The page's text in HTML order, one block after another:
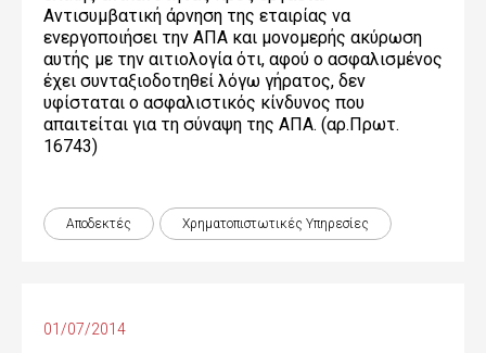
Αντισυμβατική άρνηση της εταιρίας να
ενεργοποιήσει την ΑΠΑ και μονομερής ακύρωση
αυτής με την αιτιολογία ότι, αφού ο ασφαλισμένος
έχει συνταξιοδοτηθεί λόγω γήρατος, δεν
υφίσταται ο ασφαλιστικός κίνδυνος που
απαιτείται για τη σύναψη της ΑΠΑ. (αρ.Πρωτ.
16743)
Αποδεκτές Χρηματοπιστωτικές Yπηρεσίες
01/07/2014